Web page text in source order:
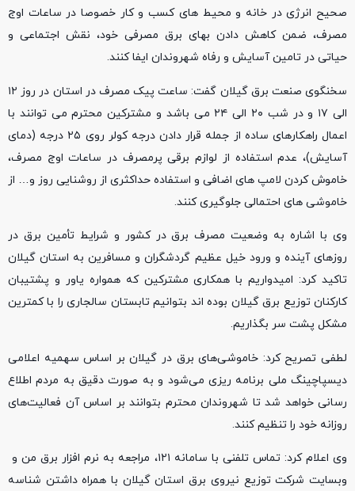
صحیح انرژی در خانه و محیط های کسب و کار خصوصا در ساعات اوج
مصرف، ضمن کاهش دادن بهای برق مصرفی خود، نقش اجتماعی و
حیاتی در تامین آسایش و رفاه شهروندان ایفا کنند.
سخنگوی صنعت برق گیلان گفت: ساعت پیک مصرف در استان در روز ۱۲
الی ۱۷ و در شب ۲۰ الی ۲۴ می باشد و مشترکین محترم می توانند با
اعمال راهکارهای ساده از جمله قرار دادن درجه کولر روی ۲۵ درجه (دمای
آسایش)، عدم استفاده از لوازم برقی پرمصرف در ساعات اوج مصرف،
خاموش کردن لامپ های اضافی و استفاده حداکثری از روشنایی روز و… از
خاموشی های احتمالی جلوگیری کنند.
وی با اشاره به وضعیت مصرف برق در کشور و شرایط تأمین برق در
روزهای آینده و ورود خیل عظیم گردشگران و مسافرین به استان گیلان
تاکید کرد: امیدواریم با همکاری مشترکین که همواره یاور و پشتیبان
کارکنان توزیع برق گیلان بوده اند بتوانیم تابستان سالجاری را با کمترین
مشکل پشت سر بگذاریم.
لطفی تصریح کرد: خاموشی‌های برق در گیلان بر اساس سهمیه اعلامی
دیسپاچینگ ملی برنامه ریزی می‌شود و به صورت دقیق به مردم اطلاع
رسانی خواهد شد تا شهروندان محترم بتوانند بر اساس آن فعالیت‌های
روزانه خود را تنظیم کنند.
وی اعلام کرد: تماس تلفنی با سامانه ۱۲۱، مراجعه به نرم افزار برق من و
وبسایت شرکت توزیع نیروی برق استان گیلان با همراه داشتن شناسه